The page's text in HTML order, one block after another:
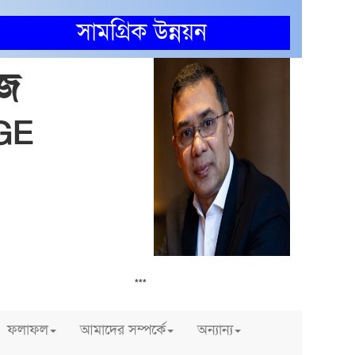
সামগ্রিক উন্নয়ন
বাংলাদেশ ***
ফলাফল আমাদের সম্পর্কে অন্যান্য